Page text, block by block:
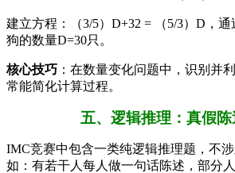
建立方程：（3/5）D+32 = （5/3）D，
狗的数量D=30只。
核心技巧 ：在数量变化问题中，识别并
常能简化计算过程。
五、逻辑推理：真假
IMC竞赛中包含一类纯逻辑推理题，不涉
如：有若干人每人做一句话陈述，部分